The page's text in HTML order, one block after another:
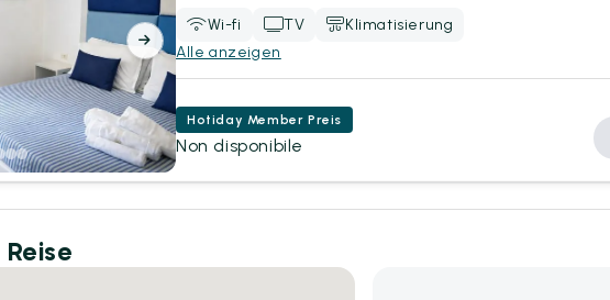
Wi-fi TV
Klimatisierung
Alle anzeigen
Hotiday Member Preis
Non disponibile